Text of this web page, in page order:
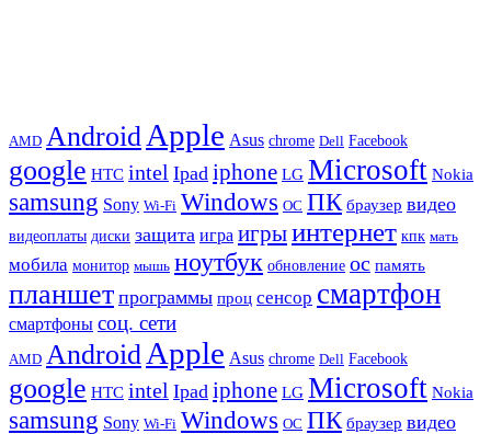
AMD Android Apple Asus chrome Dell Facebook
google HTC intel Ipad iphone LG Microsoft Nokia
samsung Sony Wi-Fi Windows ОС ПК браузер видео
видеоплаты диски защита игра игрыинтернет кпк мать
мобила монитор мышь ноутбук обновление ос память
планшет программы проц сенсор смартфон
смартфоны соц. сети
AMD Android Apple Asus chrome Dell Facebook
google HTC intel Ipad iphone LG Microsoft Nokia
samsung Sony Wi-Fi Windows ОС ПК браузер видео